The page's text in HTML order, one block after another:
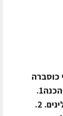
כוסברה
טחונים)15 גרם סודה לשתיה15 גרם אבקת אפייה4 חלמונים140 גרם מיץ תפוזיםאופן הכנה1.
מחממים מעט את הדבש ומוסיפים את הקמח, הסודה, אבקת האפייה ותערובת התבלינים. 2.